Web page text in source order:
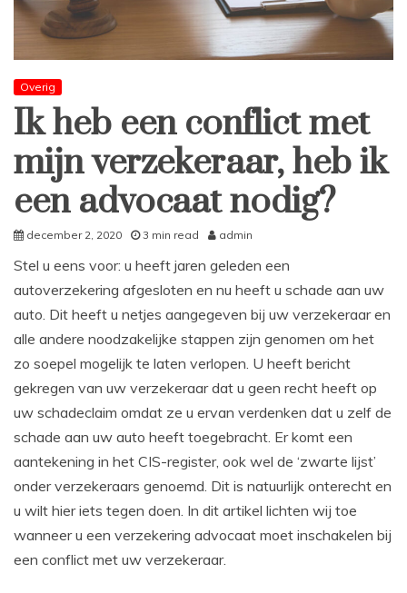
Overig
Ik heb een conflict met
mijn verzekeraar, heb ik
een advocaat nodig?
december 2, 2020 3 min read admin
Stel u eens voor: u heeft jaren geleden een
autoverzekering afgesloten en nu heeft u schade aan uw
auto. Dit heeft u netjes aangegeven bij uw verzekeraar en
alle andere noodzakelijke stappen zijn genomen om het
zo soepel mogelijk te laten verlopen. U heeft bericht
gekregen van uw verzekeraar dat u geen recht heeft op
uw schadeclaim omdat ze u ervan verdenken dat u zelf de
schade aan uw auto heeft toegebracht. Er komt een
aantekening in het CIS-register, ook wel de ‘zwarte lijst’
onder verzekeraars genoemd. Dit is natuurlijk onterecht en
u wilt hier iets tegen doen. In dit artikel lichten wij toe
wanneer u een verzekering advocaat moet inschakelen bij
een conflict met uw verzekeraar.